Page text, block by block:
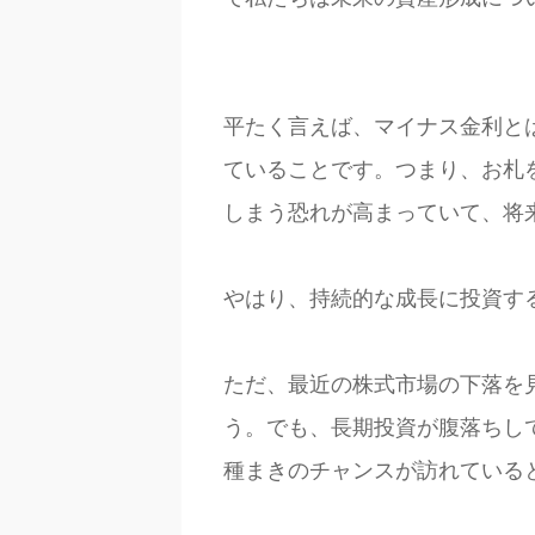
平たく言えば、マイナス金利
ていることです。つまり、お
しまう恐れが高まっていて、
やはり、持続的な成長に投資
ただ、最近の株式市場の下落
う。でも、長期投資が腹落ち
種まきのチャンスが訪れている